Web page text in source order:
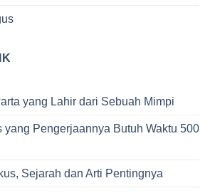
yang Lahir dari Sebuah Mimpi
yang Pengerjaannya Butuh Waktu 500
Sejarah dan Arti Pentingnya